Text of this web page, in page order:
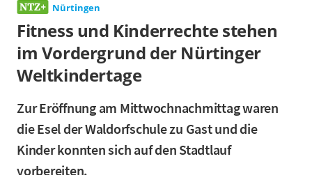
Nürtingen
Fitness und Kinderrechte stehen
im Vordergrund der Nürtinger
Weltkindertage
Zur Eröffnung am Mittwochnachmittag waren
die Esel der Waldorfschule zu Gast und die
Kinder konnten sich auf den Stadtlauf
vorbereiten.